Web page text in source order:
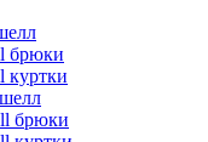
брюки
куртки
брюки